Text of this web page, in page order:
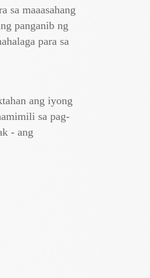
sa maaasahang
panganib ng
para sa
ang iyong
sa pag-
- ang